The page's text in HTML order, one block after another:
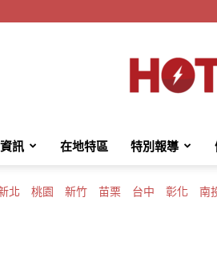
訊 在地特區 特別報導
北 桃園 新竹 苗栗 台中 彰化 南